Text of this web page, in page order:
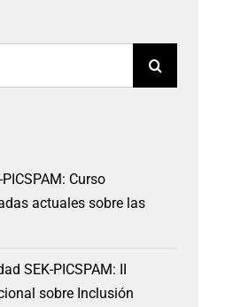
PICSPAM: Curso
actuales sobre las
SEK-PICSPAM: II
sobre Inclusión